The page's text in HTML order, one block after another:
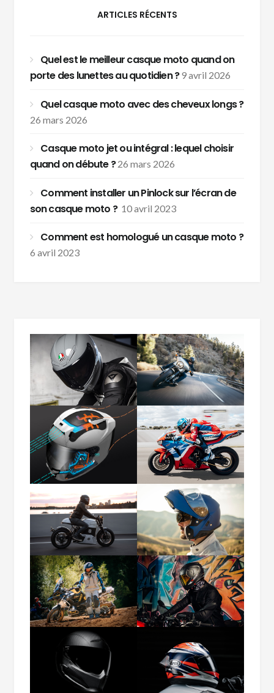
ARTICLES RÉCENTS
Quel est le meilleur casque moto quand on
porte des lunettes au quotidien ? 9 avril 2026
Quel casque moto avec des cheveux longs ?
26 mars 2026
Casque moto jet ou intégral : lequel choisir
quand on débute ? 26 mars 2026
Comment installer un Pinlock sur l’écran de
son casque moto ? 10 avril 2023
Comment est homologué un casque moto ?
6 avril 2023